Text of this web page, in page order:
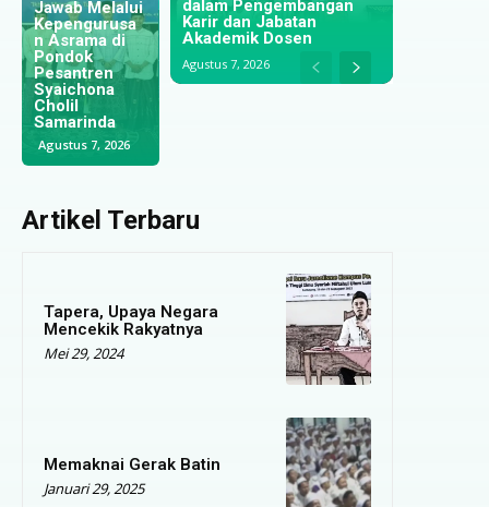
Negeri Jiran:
Jejak Alumni
IAIM
Lumajang
yang Menjaga
Tradisi
Pesantren di
Selangor
Agustus 5, 2026
Optimalisasi
Pengawasan
Ibadah untuk
Meningkatkan
Kualitas
Kualitas
Tridharma;
UINSI
Samarinda
dalam Pengembangan
Karir dan Jabatan
Akademik Dosen
Agustus 7, 2026
Artikel Terbaru
Tapera, Upaya Negara
Mencekik Rakyatnya
Mei 29, 2024
Memaknai Gerak Batin
Januari 29, 2025